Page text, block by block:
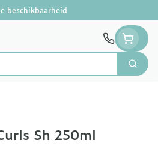
beschikbaarheid
Zoek
Sh 250ml